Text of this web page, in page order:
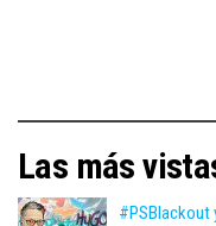
Las más
#PSBlackout